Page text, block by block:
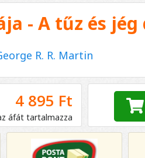
- A tűz és
R. R. Martin
4 895 Ft
áfát tartalmazza